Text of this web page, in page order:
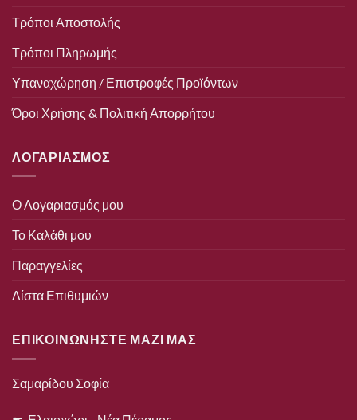
Τρόποι Αποστολής
Τρόποι Πληρωμής
Υπαναχώρηση / Επιστροφές Προϊόντων
Όροι Χρήσης & Πολιτική Απορρήτου
ΛΟΓΑΡΙΑΣΜΟΣ
Ο Λογαριασμός μου
Το Καλάθι μου
Παραγγελίες
Λίστα Επιθυμιών
ΕΠΙΚΟΙΝΩΝΗΣΤΕ ΜΑΖΙ ΜΑΣ
Σαμαρίδου Σοφία